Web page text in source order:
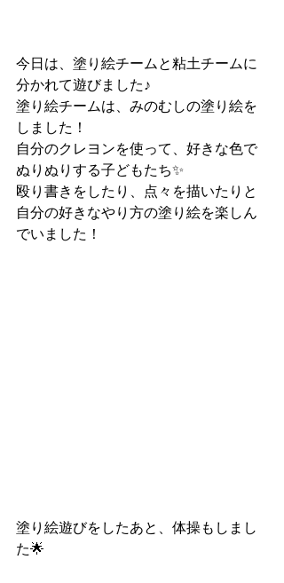
今日は、塗り絵チームと粘土チームに
分かれて遊びました♪
塗り絵チームは、みのむしの塗り絵を
しました！
自分のクレヨンを使って、好きな色で
ぬりぬりする子どもたち✨
殴り書きをしたり、点々を描いたりと
自分の好きなやり方の塗り絵を楽しん
でいました！
塗り絵遊びをしたあと、体操もしまし
た🌟